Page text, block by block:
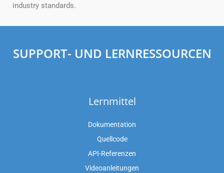
industry standards.
SUPPORT- UND LERNRESSOURCEN
Lernmittel
Dokumentation
Quellcode
API-Referenzen
Videoanleitungen